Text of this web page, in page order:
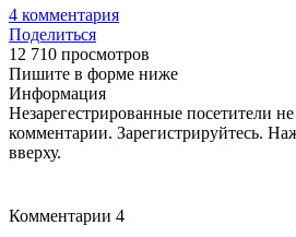
4 комментария
Поделиться
12 710 просмотров
Пишите в форме ниже
Информация
Незарегестрированные посетители
комментарии. Зарегистрируйтесь.
вверху.
Комментарии 4